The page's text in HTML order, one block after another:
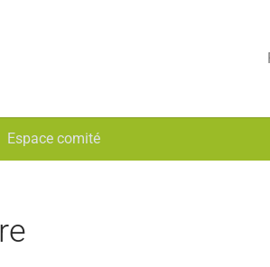
Espace comité